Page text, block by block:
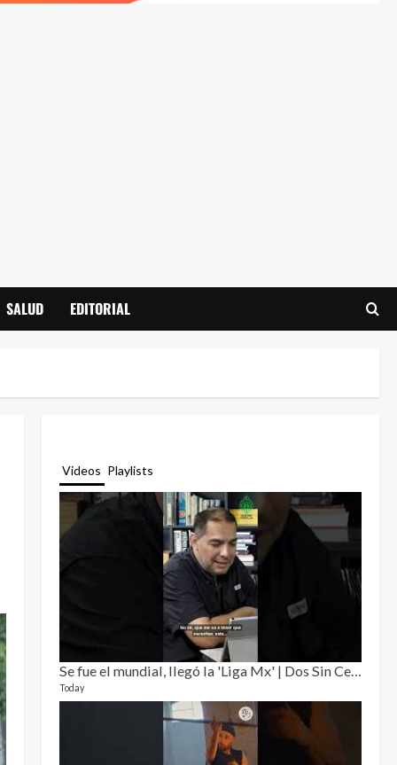
SALUD EDITORIAL
Videos Playlists
Se fue el mundial, llegó la 'Liga Mx' | Dos Sin Cebolla 🎙️
Today
3